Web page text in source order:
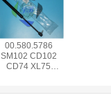
00.580.5786
SM102 CD102
CD74 XL75